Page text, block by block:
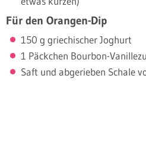
Für den Orangen-Dip
150 g griechischer Joghurt
1 Päckchen Bourbon-
Saft und abgerieben Schale